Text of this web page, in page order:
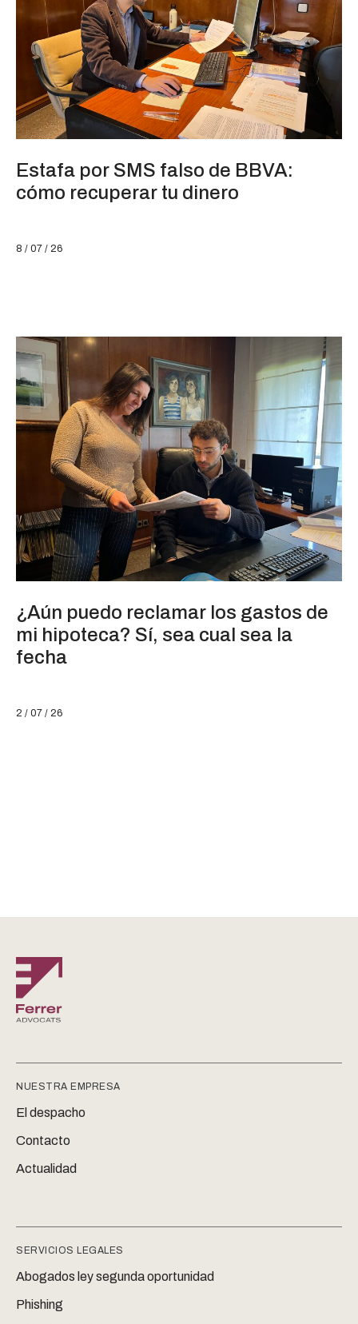
Estafa por SMS falso de BBVA:
cómo recuperar tu dinero
8 / 07 / 26
¿Aún puedo reclamar los gastos de
mi hipoteca? Sí, sea cual sea la
fecha
2 / 07 / 26
NUESTRA EMPRESA
El despacho
Contacto
Actualidad
SERVICIOS LEGALES
Abogados ley segunda oportunidad
Phishing